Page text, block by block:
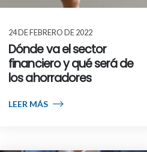
24 DE FEBRERO DE 2022
Dónde va el sector
financiero y qué será de
los ahorradores
LEER MÁS